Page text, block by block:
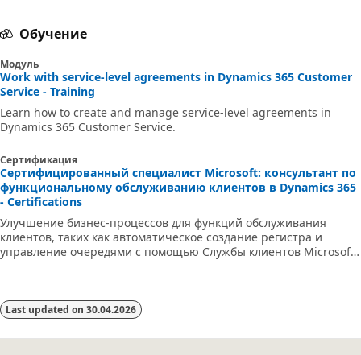
Обучение
Модуль
Work with service-level agreements in Dynamics 365 Customer
Service - Training
Learn how to create and manage service-level agreements in
Dynamics 365 Customer Service.
Сертификация
Сертифицированный специалист Microsoft: консультант по
функциональному обслуживанию клиентов в Dynamics 365
- Certifications
Улучшение бизнес-процессов для функций обслуживания
клиентов, таких как автоматическое создание регистра и
управление очередями с помощью Службы клиентов Microsoft
Last updated on 30.04.2026